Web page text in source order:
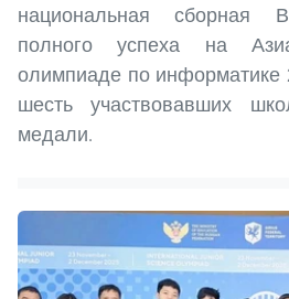
национальная сборная
полного успеха на
олимпиаде по информатике
шесть участвовавших
медали.